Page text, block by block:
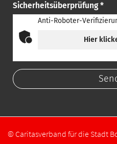
Sicherheitsüberprüfung *
Anti-Roboter-
Hier
© Caritasverband für die Stadt